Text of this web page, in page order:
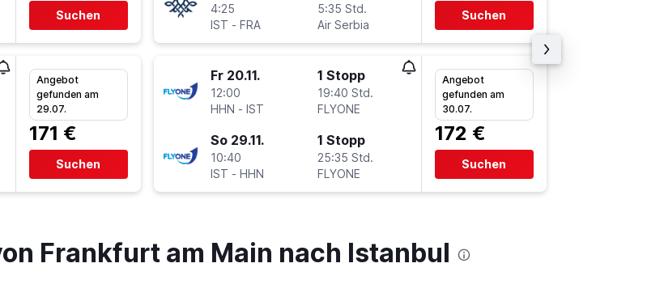
Suchen
Angebot
gefunden am
29.07.
171 €
Suchen
4:25
IST - FRA
5:35 Std.
Air Serbia
Suchen
Fr 20.11.
12:00
HHN - IST
1 Stopp
19:40 Std.
FLYONE
So 29.11.
10:40
IST - HHN
1 Stopp
25:35 Std.
FLYONE
Angebot
gefunden am
30.07.
172 €
Suchen
Frankfurt am Main nach Istanbul